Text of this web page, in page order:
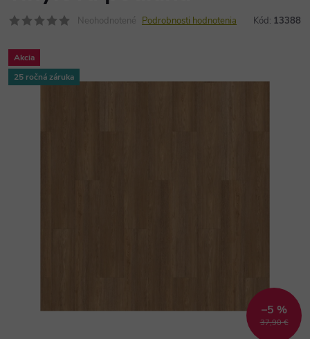
Neohodnotené Podrobnosti hodnotenia Kód: 13388
Akcia
25 ročná záruka
37,90 €
–5 %